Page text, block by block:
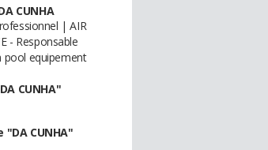
CUNHA
| AIR
- Responsable
pool equipement
CUNHA"
"DA CUNHA"